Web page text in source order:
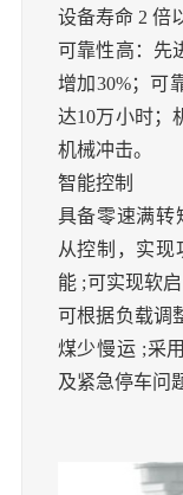
设备寿命2 倍
可靠性高：先
增加30%；可
达10万小时；
机械冲击。
智能控制
具备零速满转
从控制，实现
能 ;可实现软
可根据负载调
煤少慢运 ;采
及紧急停车问